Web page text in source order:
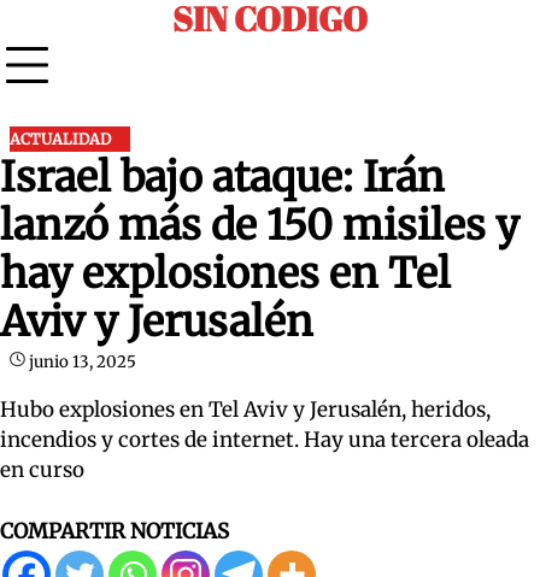
to
content
SIN CODIGO
ACTUALIDAD
Israel bajo ataque: Irán
lanzó más de 150 misiles y
hay explosiones en Tel
Aviv y Jerusalén
junio 13, 2025
Hubo explosiones en Tel Aviv y Jerusalén, heridos,
incendios y cortes de internet. Hay una tercera oleada
en curso
COMPARTIR NOTICIAS